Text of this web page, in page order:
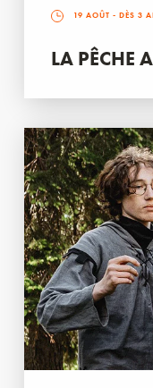
19 AOÛT - DÈS 3
LA PÊCHE